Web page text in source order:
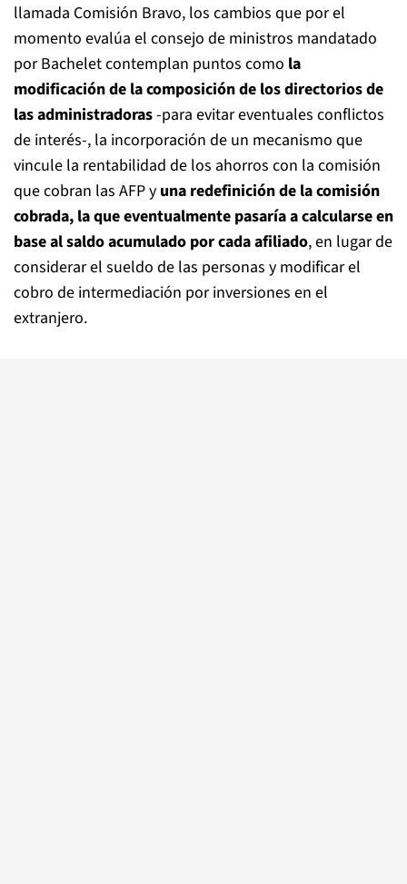
llamada Comisión Bravo, los cambios que por el
momento evalúa el consejo de ministros mandatado
por Bachelet contemplan puntos como la
modificación de la composición de los directorios de
las administradoras-para evitar eventuales conflictos
de interés-, la incorporación de un mecanismo que
vincule la rentabilidad de los ahorros con la comisión
que cobran las AFP y una redefinición de la comisión
cobrada, la que eventualmente pasaría a calcularse en
base al saldo acumulado por cada afiliado, en lugar de
considerar el sueldo de las personas y modificar el
cobro de intermediación por inversiones en el
extranjero.